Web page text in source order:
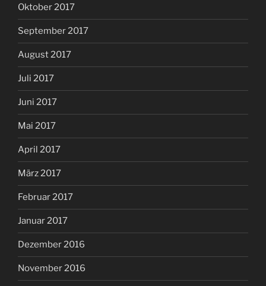
Oktober 2017
September 2017
August 2017
Juli 2017
Juni 2017
Mai 2017
April 2017
März 2017
Februar 2017
Januar 2017
Dezember 2016
November 2016